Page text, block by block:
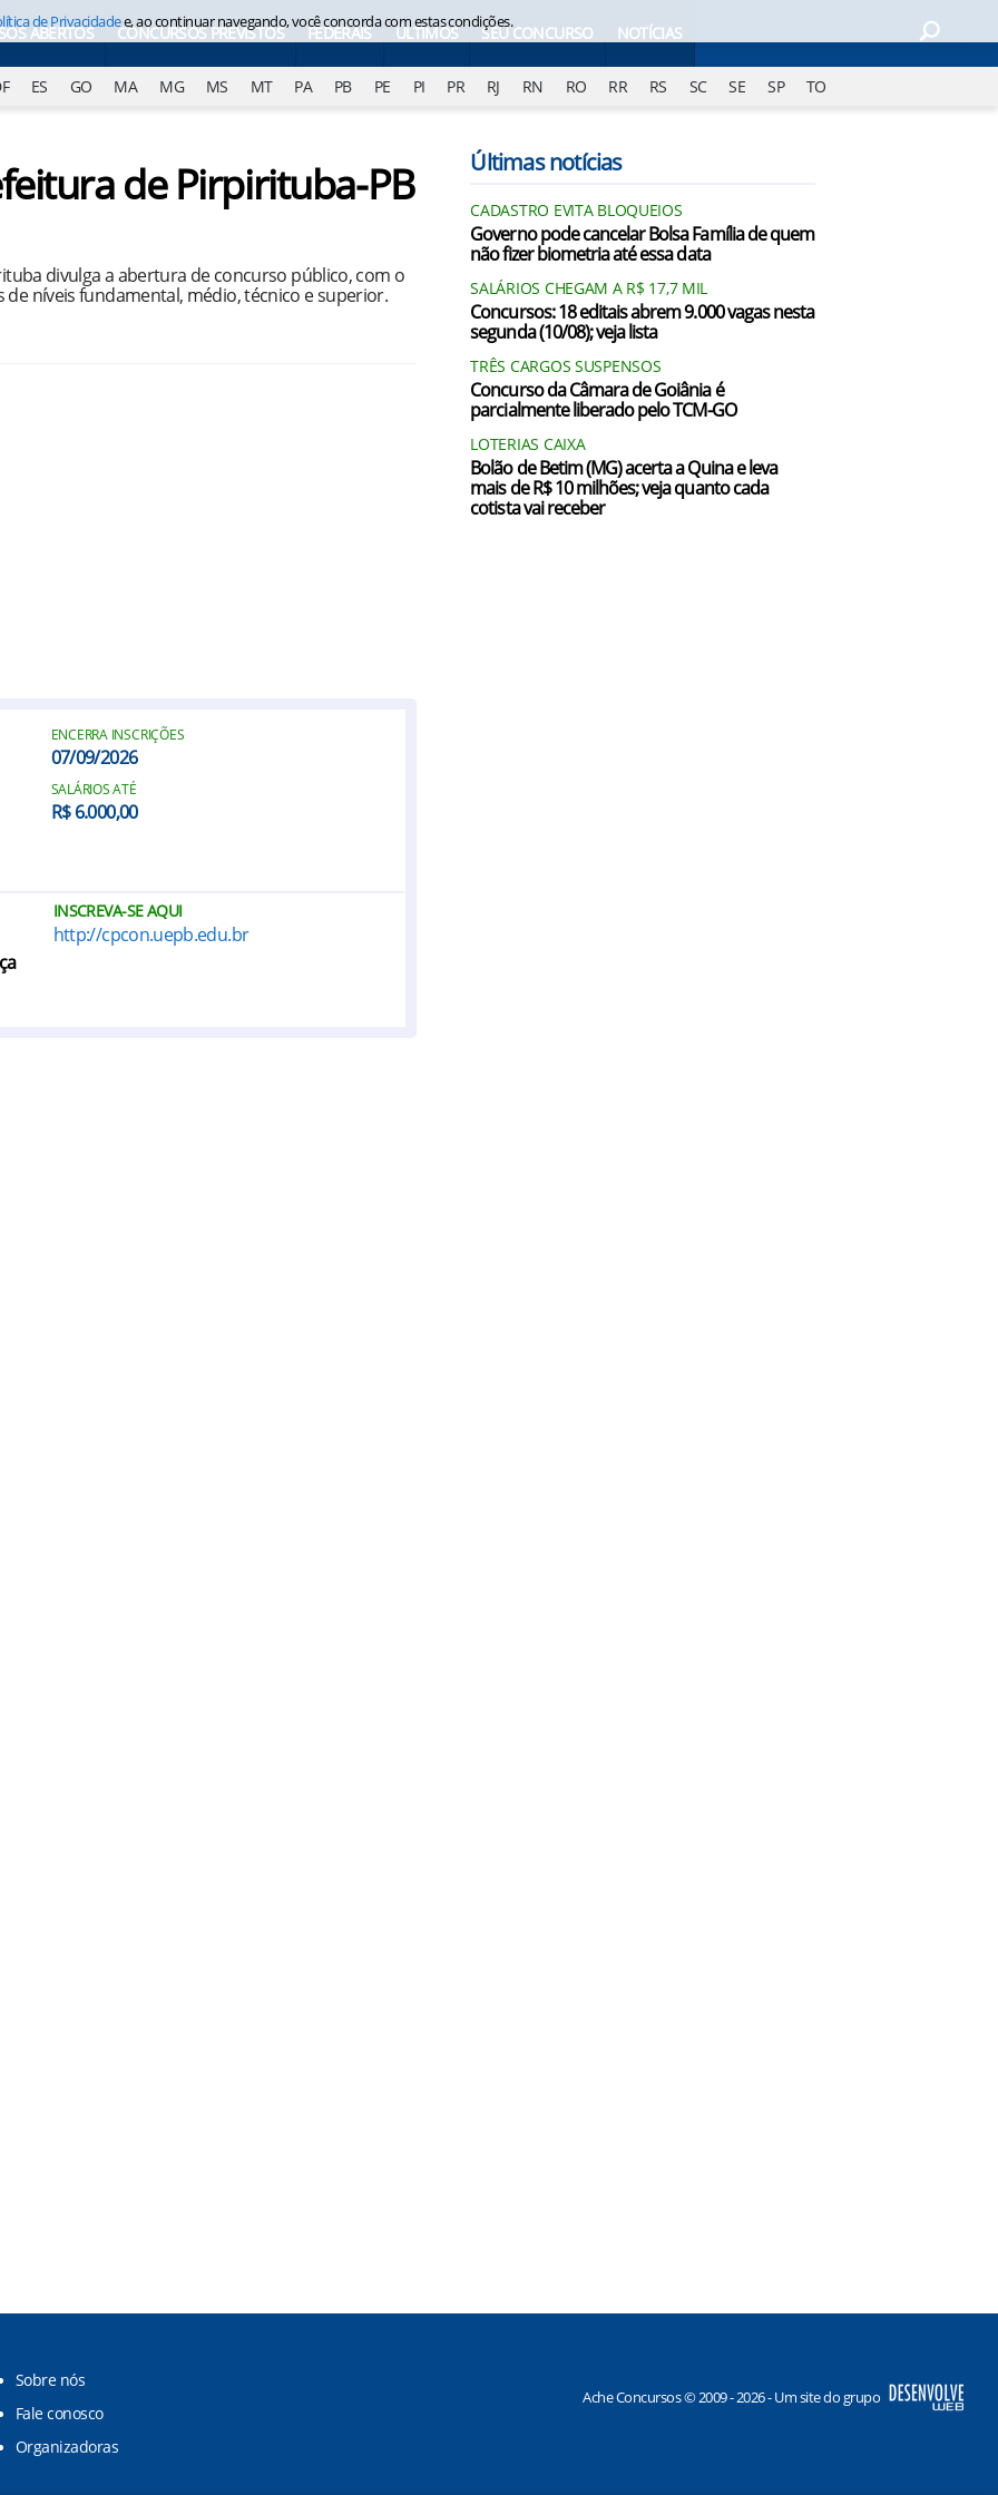
ABERTOS CONCURSOS PREVISTOS FEDERAIS ÚLTIMOS SEU CONCURSO NOTÍCIAS
ES GO MA MG MS MT PA PB PE PI PR RJ RN RO RR RS SC SE SP TO
de Pirpirituba-PB
divulga a abertura de concurso público, com o
níveis fundamental, médio, técnico e superior.
ENCERRA INSCRIÇÕES
07/09/2026
SALÁRIOS ATÉ
R$ 6.000,00
INSCREVA-SE AQUI
http://cpcon.uepb.edu.br
Últimas notícias
CADASTRO EVITA BLOQUEIOS
Governo pode cancelar Bolsa Família de quem
não fizer biometria até essa data
SALÁRIOS CHEGAM A R$ 17,7 MIL
Concursos: 18 editais abrem 9.000 vagas nesta
segunda (10/08); veja lista
TRÊS CARGOS SUSPENSOS
Concurso da Câmara de Goiânia é
parcialmente liberado pelo TCM-GO
LOTERIAS CAIXA
Bolão de Betim (MG) acerta a Quina e leva
mais de R$ 10 milhões; veja quanto cada
cotista vai receber
Sobre nós
Fale conosco
Organizadoras
Ache Concursos © 2009 - 2026 - Um site do grupo
de Privacidadee, ao continuar navegando, você concorda com estas condições.